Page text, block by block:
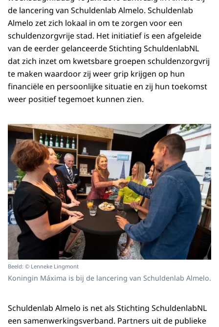
de lancering van Schuldenlab Almelo. Schuldenlab
Almelo zet zich lokaal in om te zorgen voor een
schuldenzorgvrije stad. Het initiatief is een afgeleide
van de eerder gelanceerde Stichting SchuldenlabNL
dat zich inzet om kwetsbare groepen schuldenzorgvrij
te maken waardoor zij weer grip krijgen op hun
financiële en persoonlijke situatie en zij hun toekomst
weer positief tegemoet kunnen zien.
Beeld: © Lenneke Lingmont
Koningin Máxima is bij de lancering van Schuldenlab Almelo.
Schuldenlab Almelo is net als Stichting SchuldenlabNL
een samenwerkingsverband. Partners uit de publieke